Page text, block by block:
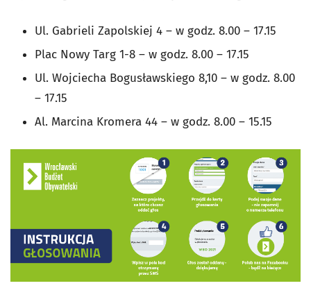
Ul. Gabrieli Zapolskiej 4 – w godz. 8.00 – 17.15
Plac Nowy Targ 1-8 – w godz. 8.00 – 17.15
Ul. Wojciecha Bogusławskiego 8,10 – w godz. 8.00
– 17.15
Al. Marcina Kromera 44 – w godz. 8.00 – 15.15